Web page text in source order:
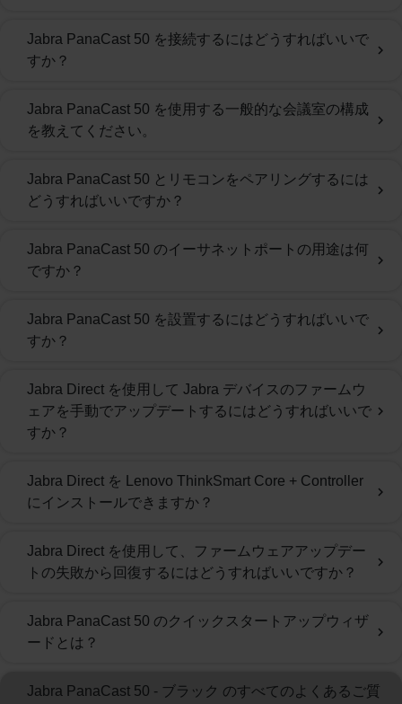
Jabra PanaCast 50 を接続するにはどうすればいいで
すか？
chevron_right
Jabra PanaCast 50 を使用する一般的な会議室の構成
を教えてください。
chevron_right
Jabra PanaCast 50 とリモコンをペアリングするには
どうすればいいですか？
chevron_right
Jabra PanaCast 50 のイーサネットポートの用途は何
ですか？
chevron_right
Jabra PanaCast 50 を設置するにはどうすればいいで
すか？
chevron_right
Jabra Direct を使用して Jabra デバイスのファームウ
ェアを手動でアップデートするにはどうすればいいで
すか？
chevron_right
Jabra Direct を Lenovo ThinkSmart Core + Controller
にインストールできますか？
chevron_right
Jabra Direct を使用して、ファームウェアアップデー
トの失敗から回復するにはどうすればいいですか？
chevron_right
Jabra PanaCast 50 のクイックスタートアップウィザ
ードとは？
chevron_right
Jabra PanaCast 50 - ブラック のすべてのよくあるご質